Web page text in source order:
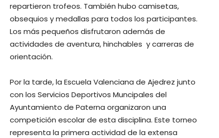
repartieron trofeos. También hubo camisetas,
obsequios y medallas para todos los participantes.
Los más pequeños disfrutaron además de
actividades de aventura, hinchables y carreras de
orientación.
Por la tarde, la Escuela Valenciana de Ajedrez junto
con los Servicios Deportivos Muncipales del
Ayuntamiento de Paterna organizaron una
competición escolar de esta disciplina. Este torneo
representa la primera actividad de la extensa